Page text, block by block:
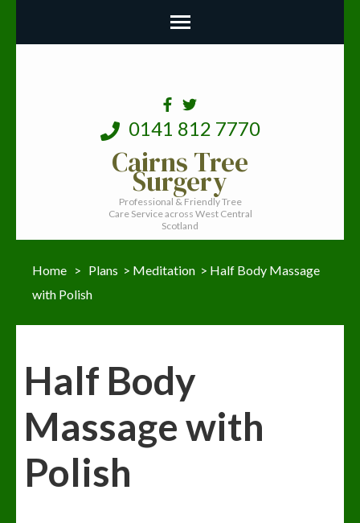
0141 812 7770
Cairns Tree
Surgery
Professional & Friendly Tree
Care Service across West Central
Scotland
Home > Plans > Meditation > Half Body Massage
with Polish
Half Body
Massage with
Polish